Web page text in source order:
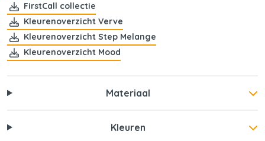
FirstCall collectie
Kleurenoverzicht Verve
Kleurenoverzicht Step Melange
Kleurenoverzicht Mood
Materiaal
Kleuren